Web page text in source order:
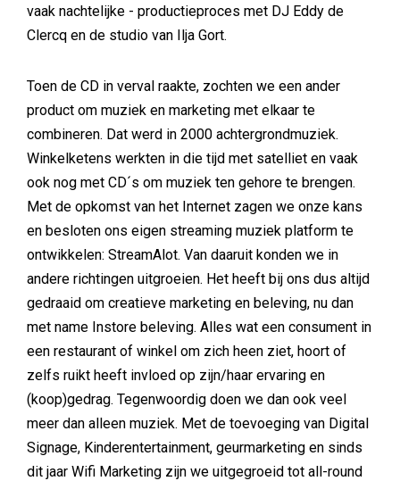
vaak nachtelijke - productieproces met DJ Eddy de
Clercq en de studio van Ilja Gort.
Toen de CD in verval raakte, zochten we een ander
product om muziek en marketing met elkaar te
combineren. Dat werd in 2000 achtergrondmuziek.
Winkelketens werkten in die tijd met satelliet en vaak
ook nog met CD´s om muziek ten gehore te brengen.
Met de opkomst van het Internet zagen we onze kans
en besloten ons eigen streaming muziek platform te
ontwikkelen: StreamAlot. Van daaruit konden we in
andere richtingen uitgroeien. Het heeft bij ons dus altijd
gedraaid om creatieve marketing en beleving, nu dan
met name Instore beleving. Alles wat een consument in
een restaurant of winkel om zich heen ziet, hoort of
zelfs ruikt heeft invloed op zijn/haar ervaring en
(koop)gedrag. Tegenwoordig doen we dan ook veel
meer dan alleen muziek. Met de toevoeging van Digital
Signage, Kinderentertainment, geurmarketing en sinds
dit jaar Wifi Marketing zijn we uitgegroeid tot all-round